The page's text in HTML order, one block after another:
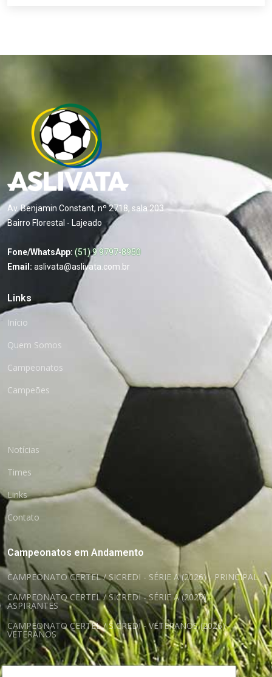
Av. Benjamin Constant, nº 2718, sala 203
Bairro Florestal - Lajeado
Fone/WhatsApp: (51) 9 9797-8950
Email: aslivata@aslivata.com.br
Links
Início
Quem Somos
Campeonatos
Campeões
Notícias
Times
Links
Contato
Campeonatos em Andamento
CAMPEONATO CERTEL / SICREDI - SÉRIE A (2026) - PRINCIPAL
CAMPEONATO CERTEL / SICREDI - SÉRIE A (2026) -
ASPIRANTES
CAMPEONATO CERTEL / SICREDI - VETERANOS (2026) -
VETERANOS